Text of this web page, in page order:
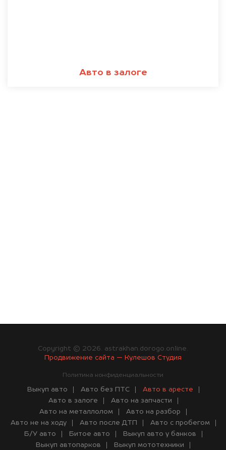
Авто в залоге
Copyright © 2026. astrakhan.dorogo.online.
Продвижение сайта — Кулешов Студия
Политика конфиденциальности
Выкуп авто Авто без ПТС
Авто в аресте
Авто в залоге
Авто на запчасти
Авто на металлолом
Авто на разбор
Авто не на ходу
Авто после ДТП
Авто с пробегом
Б/У авто
Битое авто
Выкуп авто у банков
Выкуп автопарков
Выкуп мототехники